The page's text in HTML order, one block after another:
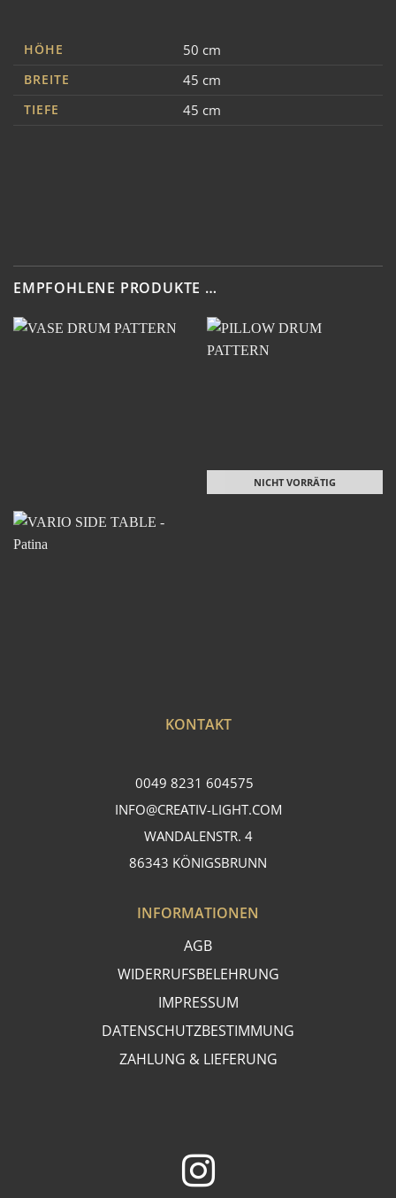
HÖHE 50 cm
BREITE 45 cm
TIEFE 45 cm
EMPFOHLENE PRODUKTE …
NICHT VORRÄTIG
KONTAKT
0049 8231 604575
INFO@CREATIV-LIGHT.COM
WANDALENSTR. 4
86343 KÖNIGSBRUNN
INFORMATIONEN
AGB
WIDERRUFSBELEHRUNG
IMPRESSUM
DATENSCHUTZBESTIMMUNG
ZAHLUNG & LIEFERUNG